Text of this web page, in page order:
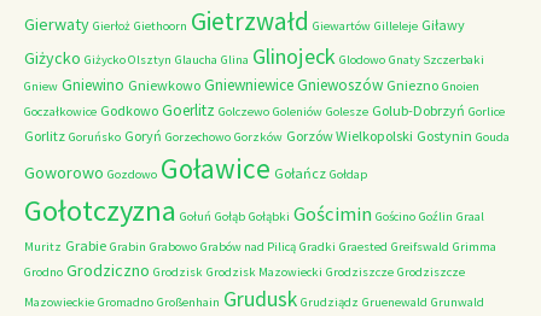
Gierwaty Gierłoż Giethoorn Gietrzwałd Giewartów Gilleleje Giławy
Giżycko Giżycko Olsztyn Glaucha Glina Glinojeck Glodowo Gnaty Szczerbaki
Gniew Gniewino Gniewkowo GniewniewiceGniewoszów Gniezno Gnoien
Goczałkowice Godkowo Goerlitz Golczewo Goleniów Golesze Golub-Dobrzyń Gorlice
Gorlitz Goruńsko Goryń Gorzechowo Gorzków Gorzów Wielkopolski Gostynin Gouda
Goworowo Gozdowo Goławice Gołańcz Gołdap
Gołotczyzna Gołuń Gołąb Gołąbki Gościmin Gościno Goźlin Graal
Muritz Grabie Grabin Grabowo Grabów nad Pilicą Gradki Graested Greifswald Grimma
Grodno Grodziczno Grodzisk Grodzisk Mazowiecki Grodziszcze Grodziszcze
Mazowieckie Gromadno Großenhain Grudusk Grudziądz Gruenewald Grunwald